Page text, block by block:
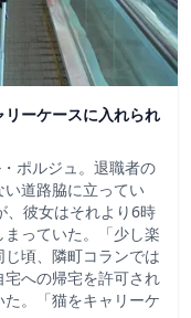
リーケースに入れられ
ポルジュ。退職者の
道路脇に立ってい
、彼女はそれより6時
っていた。「少し楽
頃、隣町コランでは
への帰宅を許可され
。「猫をキャリーケ